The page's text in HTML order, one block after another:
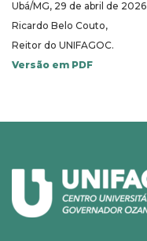
Ubá/MG, 29 de abril de 2026
Ricardo Belo Couto,
Reitor do UNIFAGOC.
Versão em PDF